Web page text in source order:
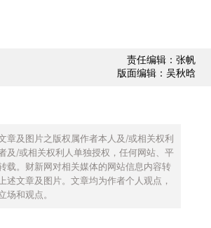
责任编辑：张帆
版面编辑：吴秋晗
章及图片之版权属作者本人及/或相关权利
及/或相关权利人单独授权，任何网站、平
载。财新网对相关媒体的网站信息内容转
述文章及图片。文章均为作者个人观点，
场和观点。